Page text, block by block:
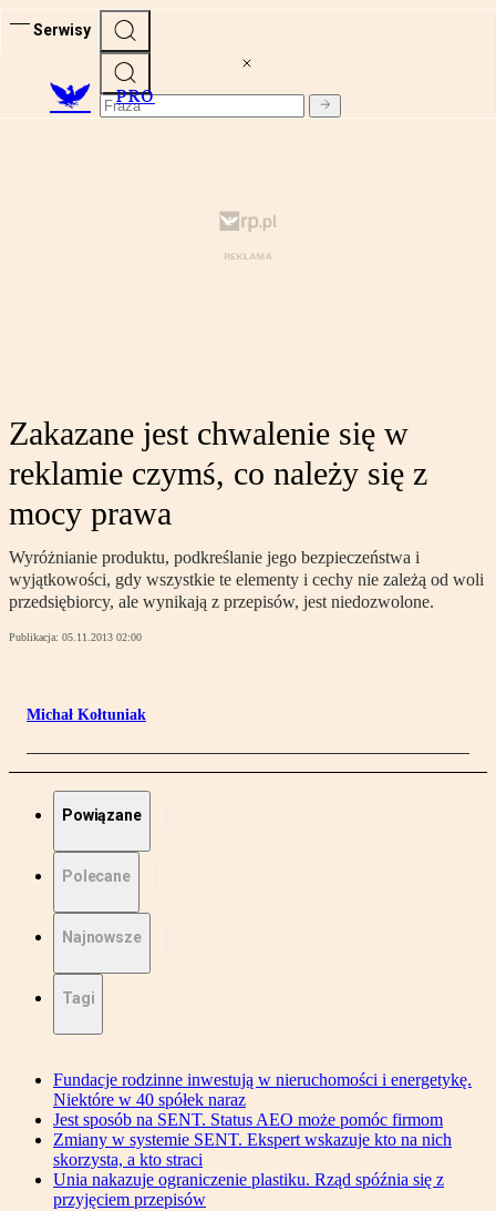
Serwisy
PRO
Zakazane jest chwalenie się w
reklamie czymś, co należy się z
mocy prawa
Wyróżnianie produktu, podkreślanie jego bezpieczeństwa i
wyjątkowości, gdy wszystkie te elementy i cechy nie zależą od woli
przedsiębiorcy, ale wynikają z przepisów, jest niedozwolone.
Publikacja: 05.11.2013 02:00
Michał Kołtuniak
Powiązane
Polecane
Najnowsze
Tagi
Fundacje rodzinne inwestują w nieruchomości i energetykę.
Niektóre w 40 spółek naraz
Jest sposób na SENT. Status AEO może pomóc firmom
Zmiany w systemie SENT. Ekspert wskazuje kto na nich
skorzysta, a kto straci
Unia nakazuje ograniczenie plastiku. Rząd spóźnia się z
przyjęciem przepisów